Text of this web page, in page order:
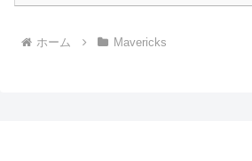
ホーム Mavericks